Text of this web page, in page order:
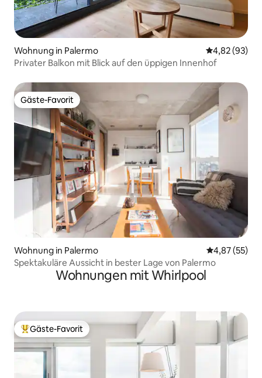
Wohnung in Palermo
4,82 (93)
Privater Balkon mit Blick auf den üppigen Innenhof
Gäste-Favorit
Gäste-Favorit
Wohnung in Palermo
4,87 (55)
Spektakuläre Aussicht in bester Lage von Palermo
Wohnungen mit Whirlpool
Beliebter Gäste-Favorit.
Gäste-Favorit